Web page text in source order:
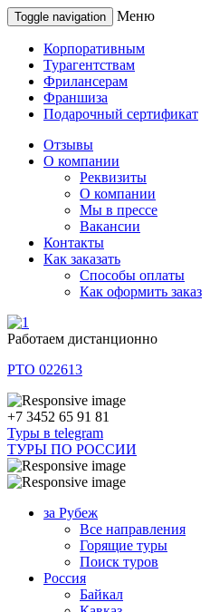
Toggle navigation Меню
Корпоративным
Турагентствам
Фрилансерам
Франшиза
Подарочный сертификат
Отзывы
О компании
Реквизиты
О компании
Мы в прессе
Вакансии
Контакты
Как заказать
Способы оплаты
Как оформить заказ
Работаем дистанционно
РТО 022613
+7 3452 65 91 81
Туры в telegram
ТУРЫ ПО РОССИИ
за Рубеж
Все направления
Горящие туры
Поиск туров
Россия
Байкал